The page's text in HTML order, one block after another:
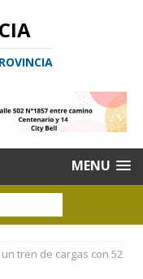
MENU
tren de cargas con 52